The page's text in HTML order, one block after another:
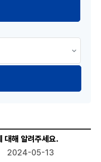
, 작성자, 조회수, 등록일
대해 알려주세요.
2024-05-13